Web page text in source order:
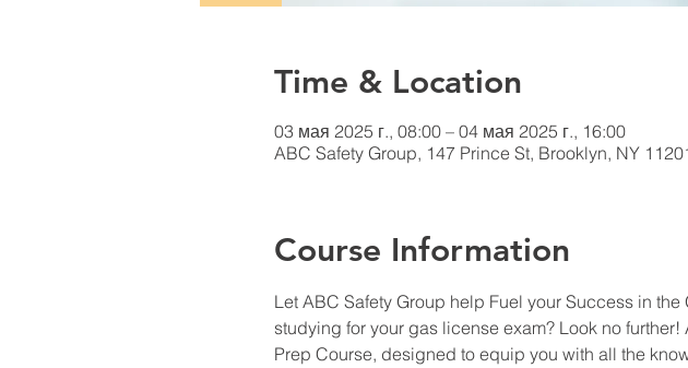
Time & Location
03 мая 2025 г., 08:00 – 04 мая 2025 г., 16:00
ABC Safety Group, 147 Prince St, Brooklyn, NY
Course Information
Let ABC Safety Group help Fuel your Success in
studying for your gas license exam? Look no
Prep Course, designed to equip you with all the